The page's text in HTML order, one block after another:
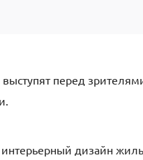
перед
дизайн